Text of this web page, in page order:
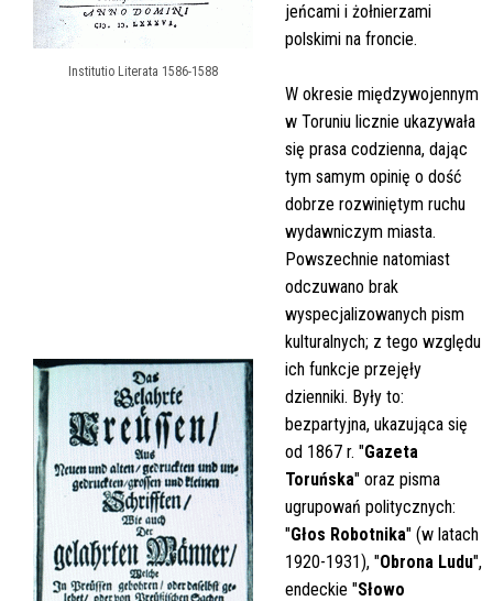
Institutio Literata 1586-1588
jeńcami i żołnierzami
polskimi na froncie.
W okresie międzywojennym
w Toruniu licznie ukazywała
się prasa codzienna, dając
tym samym opinię o dość
dobrze rozwiniętym ruchu
wydawniczym miasta.
Powszechnie natomiast
odczuwano brak
wyspecjalizowanych pism
kulturalnych; z tego względu
ich funkcje przejęły
dzienniki. Były to:
bezpartyjna, ukazująca się
od 1867 r. "Gazeta
Toruńska" oraz pisma
ugrupowań politycznych:
"Głos Robotnika" (w latach
1920-1931), "Obrona Ludu",
endeckie "Słowo